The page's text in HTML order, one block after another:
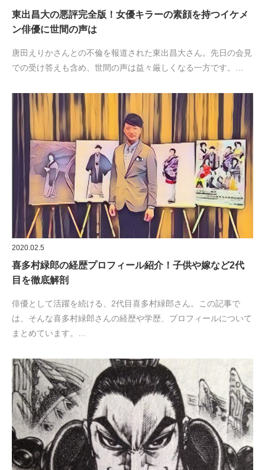
東出昌大の悪評完全版！女優キラーの素顔を持つイケメ
ン俳優に世間の声は
唐田えりかさんとの不倫を報道された東出昌大さん。先日の会見
での受け答えも含め、世間の声は益々厳しくなる一方です。…
2020.02.5
喜多村緑郎の経歴プロフィール紹介！子供や嫁など2代
目を徹底解剖
俳優として活躍を続ける、2代目喜多村緑郎さん。この記事で
は、そんな喜多村緑郎さんの経歴や学歴、プロフィールについて
まとめています。…